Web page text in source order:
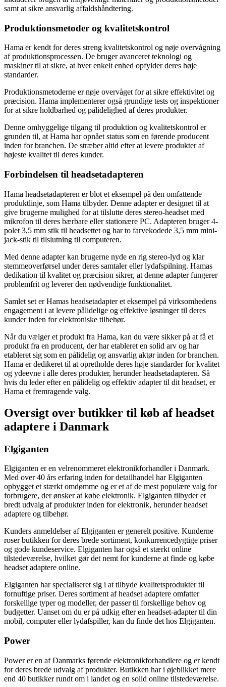
samt at sikre ansvarlig affaldshåndtering.
Produktionsmetoder og kvalitetskontrol
Hama er kendt for deres streng kvalitetskontrol og nøje overvågning
af produktionsprocessen. De bruger avanceret teknologi og
maskiner til at sikre, at hver enkelt enhed opfylder deres høje
standarder.
Produktionsmetoderne er nøje overvåget for at sikre effektivitet og
præcision. Hama implementerer også grundige tests og inspektioner
for at sikre holdbarhed og pålidelighed af deres produkter.
Denne omhyggelige tilgang til produktion og kvalitetskontrol er
grunden til, at Hama har opnået status som en førende producent
inden for branchen. De stræber altid efter at levere produkter af
højeste kvalitet til deres kunder.
Forbindelsen til headsetadapteren
Hama headsetadapteren er blot et eksempel på den omfattende
produktlinje, som Hama tilbyder. Denne adapter er designet til at
give brugerne mulighed for at tilslutte deres stereo-headset med
mikrofon til deres bærbare eller stationære PC. Adapteren bruger 4-
polet 3,5 mm stik til headsettet og har to farvekodede 3,5 mm mini-
jack-stik til tilslutning til computeren.
Med denne adapter kan brugerne nyde en rig stereo-lyd og klar
stemmeoverførsel under deres samtaler eller lydafspilning. Hamas
dedikation til kvalitet og præcision sikrer, at denne adapter fungerer
problemfrit og leverer den nødvendige funktionalitet.
Samlet set er Hamas headsetadapter et eksempel på virksomhedens
engagement i at levere pålidelige og effektive løsninger til deres
kunder inden for elektroniske tilbehør.
Når du vælger et produkt fra Hama, kan du være sikker på at få et
produkt fra en producent, der har etableret en solid arv og har
etableret sig som en pålidelig og ansvarlig aktør inden for branchen.
Hama er dedikeret til at opretholde deres høje standarder for kvalitet
og ydeevne i alle deres produkter, herunder headsetadapteren. Så
hvis du leder efter en pålidelig og effektiv adapter til dit headset, er
Hama et fremragende valg.
Oversigt over butikker til køb af headset
adaptere i Danmark
Elgiganten
Elgiganten er en velrenommeret elektronikforhandler i Danmark.
Med over 40 års erfaring inden for detailhandel har Elgiganten
opbygget et stærkt omdømme og er et af de mest populære valg for
forbrugere, der ønsker at købe elektronik. Elgiganten tilbyder et
bredt udvalg af produkter inden for elektronik, herunder headset
adaptere og tilbehør.
Kunders anmeldelser af Elgiganten er generelt positive. Kunderne
roser butikken for deres brede sortiment, konkurrencedygtige priser
og gode kundeservice. Elgiganten har også et stærkt online
tilstedeværelse, hvilket gør det nemt for kunderne at finde og købe
headset adaptere online.
Elgiganten har specialiseret sig i at tilbyde kvalitetsprodukter til
fornuftige priser. Deres sortiment af headset adaptere omfatter
forskellige typer og modeller, der passer til forskellige behov og
budgetter. Uanset om du er på udkig efter en headset-adapter til din
mobil, computer eller lydafspiller, kan du finde det hos Elgiganten.
Power
Power er en af Danmarks førende elektronikforhandlere og er kendt
for deres brede udvalg af produkter. Butikken har i øjeblikket mere
end 40 butikker rundt om i landet og en solid online tilstedeværelse.